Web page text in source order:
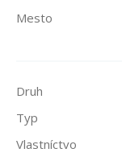
Mesto
Druh
Typ
Vlastníctvo